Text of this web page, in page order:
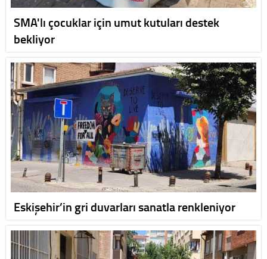
SMA'lı çocuklar için umut kutuları destek
bekliyor
Eskişehir’in gri duvarları sanatla renkleniyor